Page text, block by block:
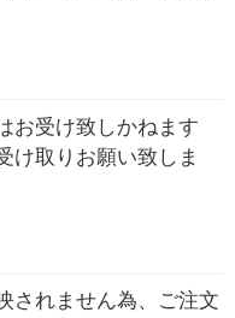
お受け致しかねます
け取りお願い致しま
されません為、ご注文